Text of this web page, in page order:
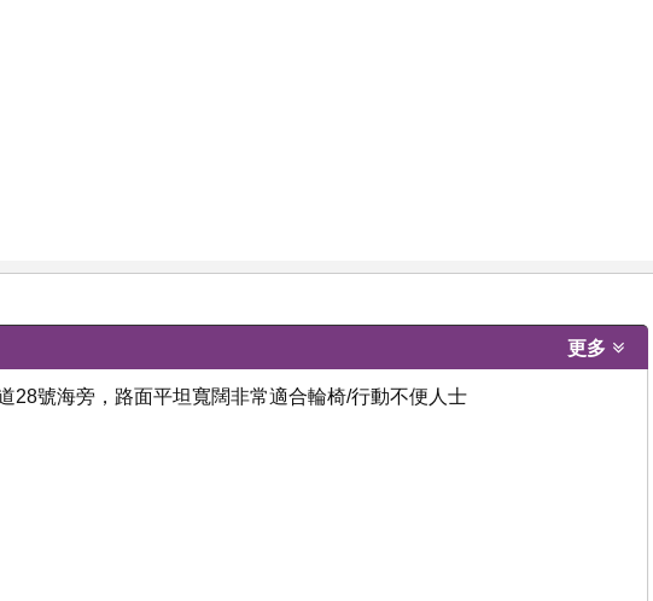
更多
28號海旁，路面平坦寬闊非常適合輪椅/行動不便人士